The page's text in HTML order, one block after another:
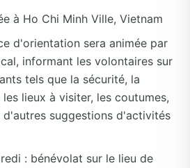
à Ho Chi Minh Ville, Vietnam
d'orientation sera animée par
informant les volontaires sur
tels que la sécurité, la
lieux à visiter, les coutumes,
suggestions d'activités
: bénévolat sur le lieu de